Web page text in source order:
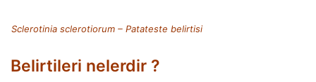
Sclerotinia sclerotiorum – Patateste belirtisi
Belirtileri nelerdir ?